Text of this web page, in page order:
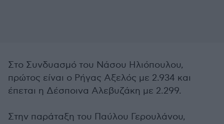
Στο Συνδυασμό του Νάσου Ηλιόπουλου,
πρώτος είναι ο Ρήγας Αξελός με 2.934 και
έπεται η Δέσποινα Αλεβυζάκη με 2.299.
Στην παράταξη του Παύλου Γερουλάνου,